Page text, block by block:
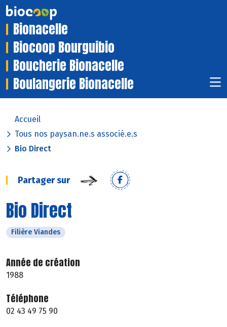
Bionacelle
Biocoop Bourguibio
Boucherie Bionacelle
Boulangerie Bionacelle
Accueil
Tous nos paysan.ne.s associé.e.s
Bio Direct
Partager sur
Bio Direct
Filière Viandes
Année de création
1988
Téléphone
02 43 49 75 90